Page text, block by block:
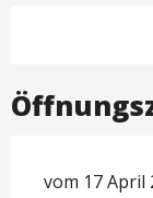
vom 17 April